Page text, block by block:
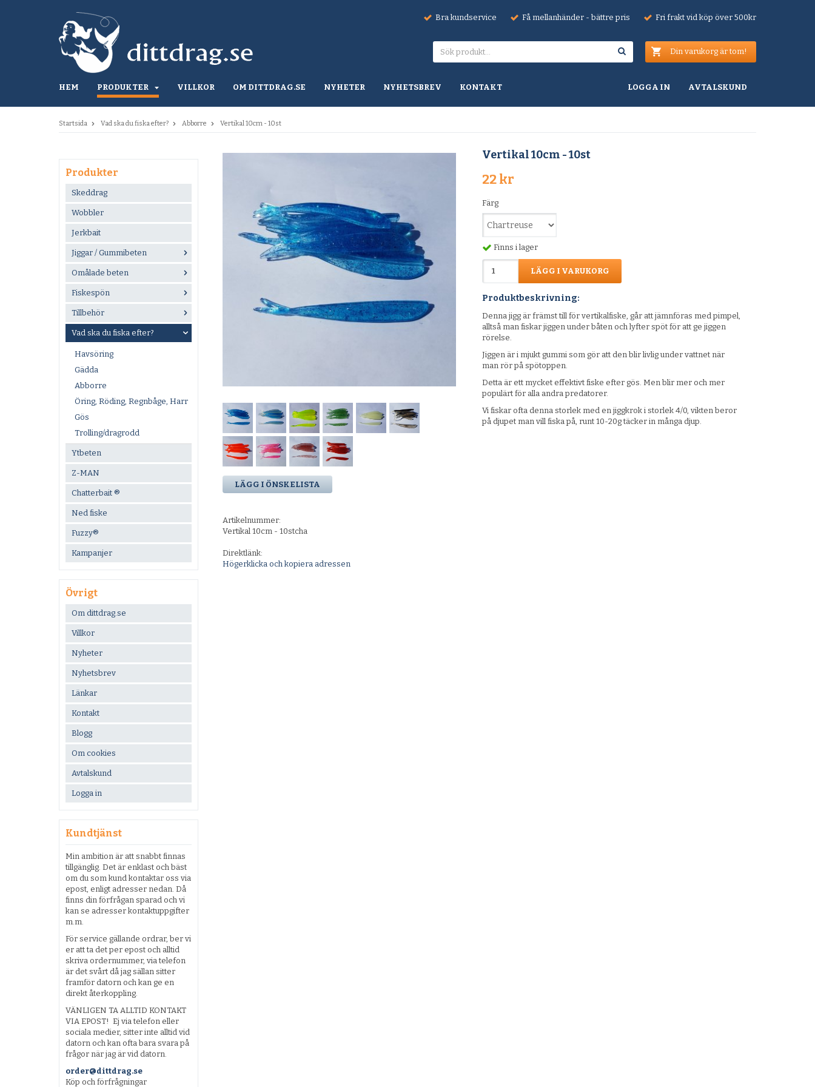
Bra kundservice Få mellanhänder - bättre pris Fri frakt vid köp över 500kr
Din varukorg är tom!
HEM PRODUKTER VILLKOR OM DITTDRAG.SE NYHETER NYHETSBREV KONTAKT AVTALSKUND
LOGGA IN
Startsida Vad ska du fiska efter? Abborre Vertikal 10cm - 10st
Produkter
Skeddrag
Wobbler
Jerkbait
Jiggar / Gummibeten
Omålade beten
Fiskespön
Tillbehör
Vad ska du fiska efter?
Havsöring
Gädda
Abborre
Öring, Röding, Regnbåge, Harr
Gös
Trolling/dragrodd
Ytbeten
Z-MAN
Chatterbait ®
Ned fiske
Fuzzy®
Kampanjer
Övrigt
Om dittdrag.se
Villkor
Nyheter
Nyhetsbrev
Länkar
Kontakt
Blogg
Om cookies
Avtalskund
Logga in
Kundtjänst
Min ambition är att snabbt finnas
tillgänglig. Det är enklast och bäst
om du som kund kontaktar oss via
epost, enligt adresser nedan. Då
finns din förfrågan sparad och vi
kan se adresser kontaktuppgifter
m.m.
För service gällande ordrar, ber vi
er att ta det per epost och alltid
skriva ordernummer, via telefon
är det svårt då jag sällan sitter
framför datorn och kan ge en
direkt återkoppling.
VÄNLIGEN TA ALLTID KONTAKT
VIA EPOST! Ej via telefon eller
sociala medier, sitter inte alltid vid
datorn och kan ofta bara svara på
frågor när jag är vid datorn.
order@dittdrag.se
Köp och förfrågningar
Vertikal 10cm - 10st
22 kr
Färg
Finns i lager
LÄGG I VARUKORG
Produktbeskrivning:
Denna jigg är främst till för vertikalfiske, går att jämnföras med pimpel,
alltså man fiskar jiggen under båten och lyfter spöt för att ge jiggen
rörelse.
Jiggen är i mjukt gummi som gör att den blir livlig under vattnet när
man rör på spötoppen.
Detta är ett mycket effektivt fiske efter gös. Men blir mer och mer
populärt för alla andra predatorer.
Vi fiskar ofta denna storlek med en jiggkrok i storlek 4/0, vikten beror
på djupet man vill fiska på, runt 10-20g täcker in många djup.
LÄGG I ÖNSKELISTA
Artikelnummer:
Vertikal 10cm - 10stcha
Direktlänk:
Högerklicka och kopiera adressen